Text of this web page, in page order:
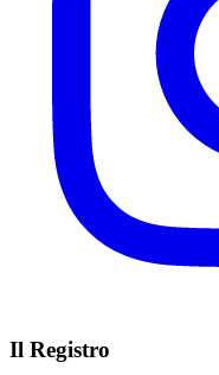
Il Registro